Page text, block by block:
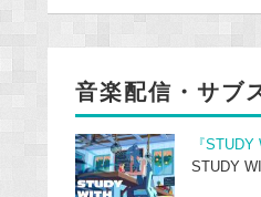
音楽配信・サブ
『STUDY
STUDY